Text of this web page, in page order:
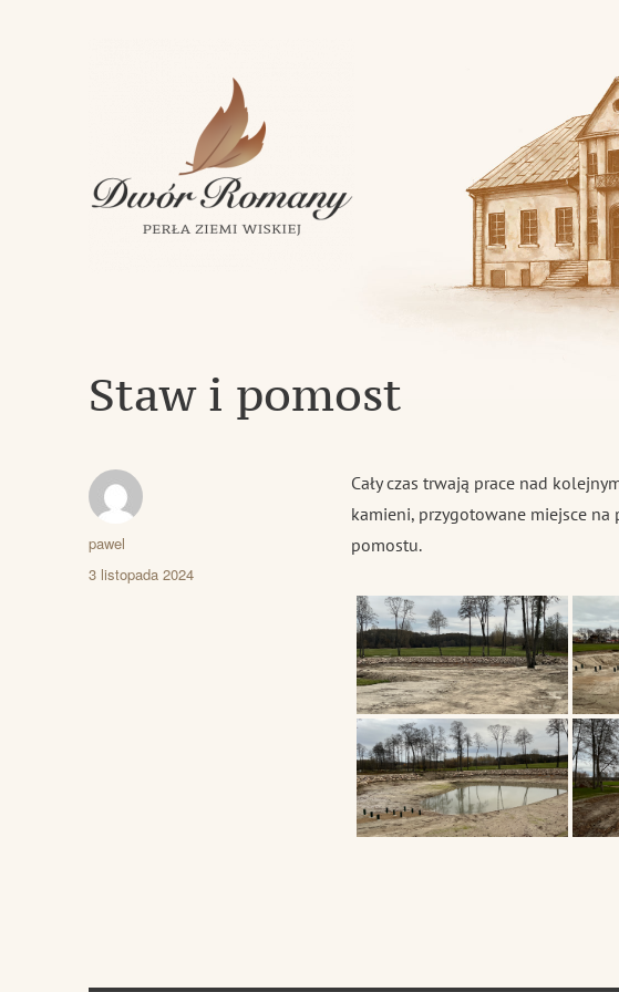
Dwór Romany – Perła Ziemi Wiskiej
Klasycystyczny dwór z 1843 roku w miejscowości Romany
Staw i pomost
Cały czas trwają prace nad
kamieni, przygotowane miejsce
pomostu.
Autor
pawel
Data
3 listopada 2024